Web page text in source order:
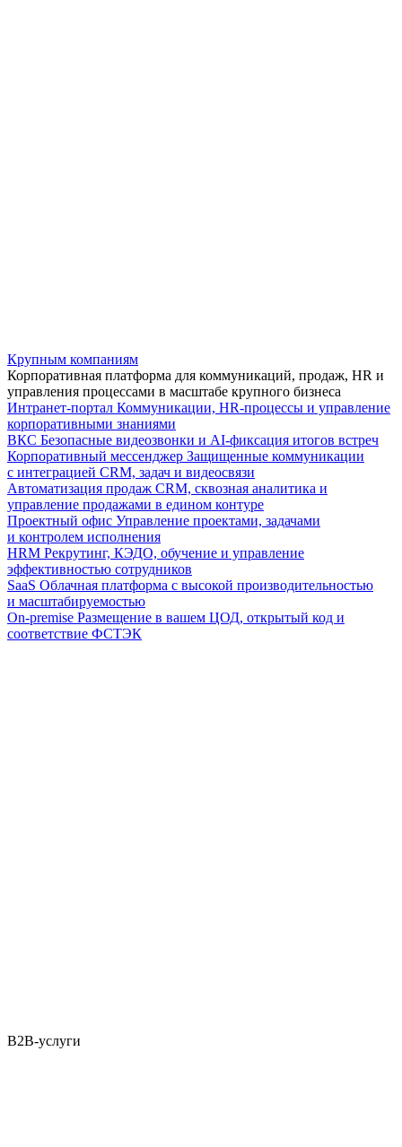
Крупным компаниям
Корпоративная платформа для коммуникаций, продаж, HR и
управления процессами в масштабе крупного бизнеса
Интранет-портал Коммуникации, HR-процессы и управление
корпоративными знаниями
ВКС Безопасные видеозвонки и AI-фиксация итогов встреч
Корпоративный мессенджер Защищенные коммуникации
с интеграцией CRM, задач и видеосвязи
Автоматизация продаж CRM, сквозная аналитика и
управление продажами в едином контуре
Проектный офис Управление проектами, задачами
и контролем исполнения
HRM Рекрутинг, КЭДО, обучение и управление
эффективностью сотрудников
SaaS Облачная платформа с высокой производительностью
и масштабируемостью
On-premise Размещение в вашем ЦОД, открытый код и
соответствие ФСТЭК
B2B-услуги